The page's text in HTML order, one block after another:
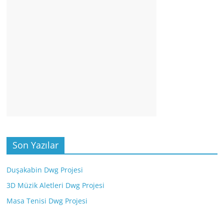
Son Yazılar
Duşakabin Dwg Projesi
3D Müzik Aletleri Dwg Projesi
Masa Tenisi Dwg Projesi